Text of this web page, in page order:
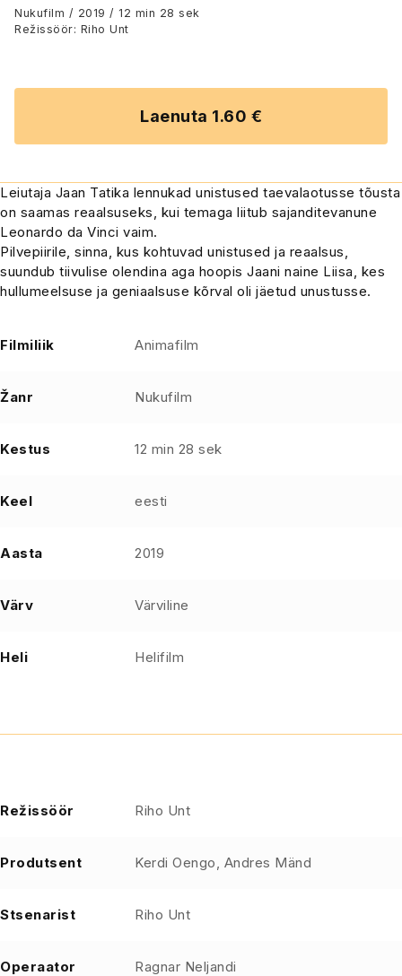
Nukufilm / 2019 / 12 min 28 sek
Režissöör: Riho Unt
Laenuta 1.60 €
Leiutaja Jaan Tatika lennukad unistused taevalaotusse tõusta
on saamas reaalsuseks, kui temaga liitub sajanditevanune
Leonardo da Vinci vaim.
Pilvepiirile, sinna, kus kohtuvad unistused ja reaalsus,
suundub tiivulise olendina aga hoopis Jaani naine Liisa, kes
hullumeelsuse ja geniaalsuse kõrval oli jäetud unustusse.
Filmiliik Animafilm
Žanr Nukufilm
Kestus 12 min 28 sek
Keel eesti
Aasta 2019
Värv Värviline
Heli Helifilm
Režissöör Riho Unt
Produtsent Kerdi Oengo, Andres Mänd
Stsenarist Riho Unt
Operaator Ragnar Neljandi